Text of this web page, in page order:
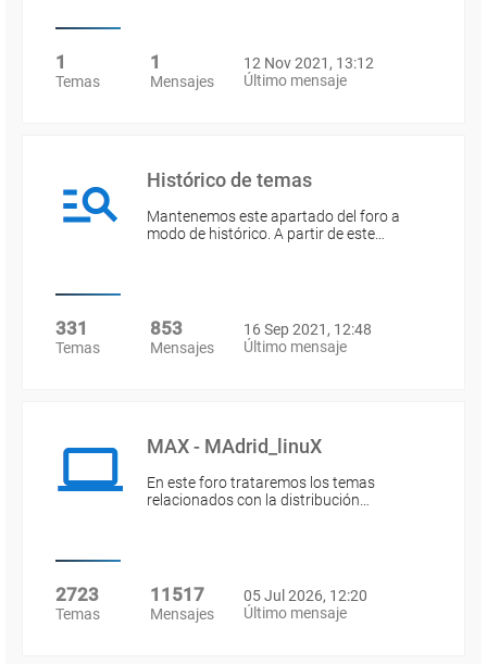
1
Temas
1
Mensajes
12 Nov 2021, 13:12
Último mensaje
Histórico de temas
Mantenemos este apartado del foro a
modo de histórico. A partir de este…
331
Temas
853
Mensajes
16 Sep 2021, 12:48
Último mensaje
MAX - MAdrid_linuX
En este foro trataremos los temas
relacionados con la distribución…
2723
Temas
11517
Mensajes
05 Jul 2026, 12:20
Último mensaje